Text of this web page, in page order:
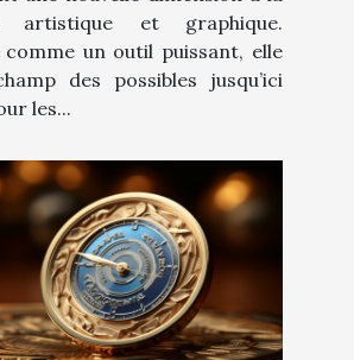
artistique et graphique.
comme un outil puissant, elle
des possibles jusqu’ici
les...